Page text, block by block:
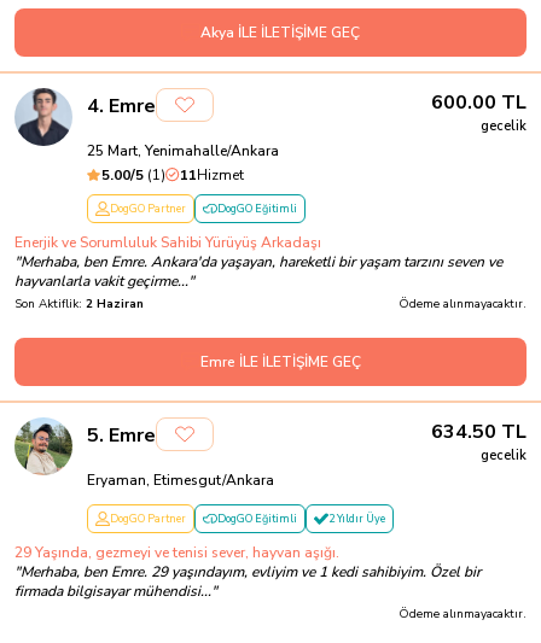
Akya İLE İLETİŞİME GEÇ
4. Emre 600.00 TL
gecelik
25 Mart, Yenimahalle/Ankara
5.00/5 (1) 11Hizmet
DogGO Partner DogGO Eğitimli
Enerjik ve Sorumluluk Sahibi Yürüyüş Arkadaşı
"Merhaba, ben Emre. Ankara'da yaşayan, hareketli bir yaşam tarzını seven ve
hayvanlarla vakit geçirme..."
Son Aktiflik: 2 Haziran Ödeme alınmayacaktır.
Emre İLE İLETİŞİME GEÇ
5. Emre 634.50 TL
gecelik
Eryaman, Etimesgut/Ankara
DogGO Partner DogGO Eğitimli 2 Yıldır Üye
29 Yaşında, gezmeyi ve tenisi sever, hayvan aşığı.
"Merhaba, ben Emre. 29 yaşındayım, evliyim ve 1 kedi sahibiyim. Özel bir
firmada bilgisayar mühendisi..."
Ödeme alınmayacaktır.